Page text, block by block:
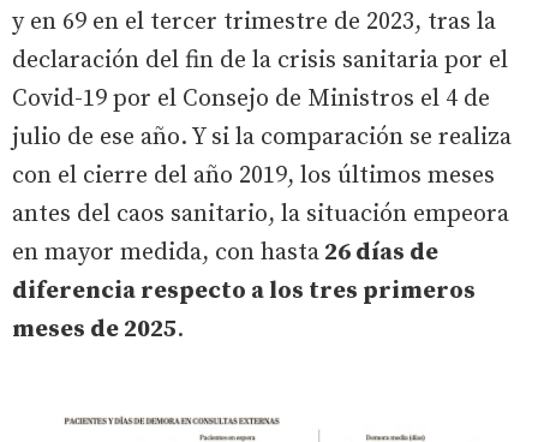
y en 69 en el tercer trimestre de 2023, tras la
declaración del fin de la crisis sanitaria por el
Covid-19 por el Consejo de Ministros el 4 de
julio de ese año. Y si la comparación se realiza
con el cierre del año 2019, los últimos meses
antes del caos sanitario, la situación empeora
en mayor medida, con hasta 26 días de
diferencia respecto a los tres primeros
meses de 2025.